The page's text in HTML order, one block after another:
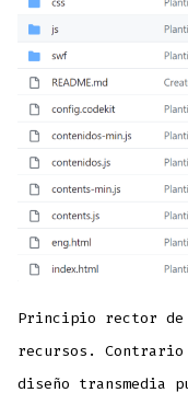
Principio rector de
recursos.
diseño transmedia